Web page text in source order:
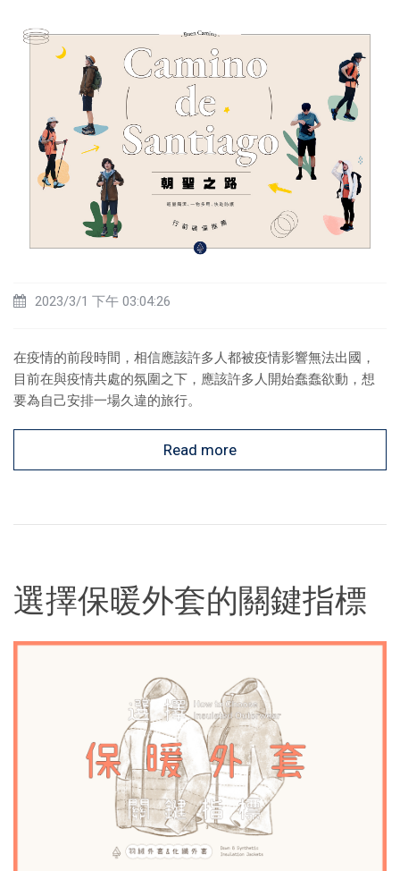
2023/3/1 下午 03:04:26
在疫情的前段時間，相信應該許多人都被疫情影響無法出國，
目前在與疫情共處的氛圍之下，應該許多人開始蠢蠢欲動，想
要為自己安排一場久違的旅行。​
Read more
選擇保暖外套的關鍵指標